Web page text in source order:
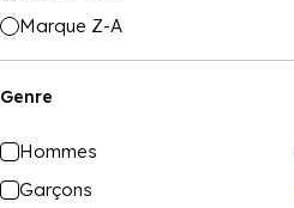
Marque Z-A
Genre
Hommes
Garçons